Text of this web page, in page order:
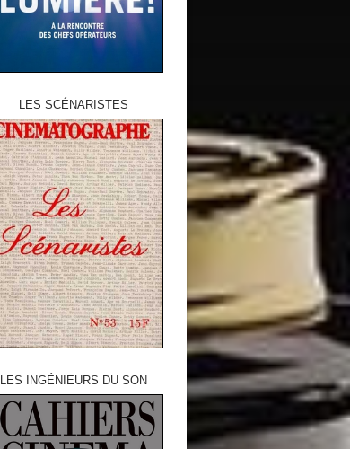
LES SCÉNARISTES
LES INGÉNIEURS DU SON